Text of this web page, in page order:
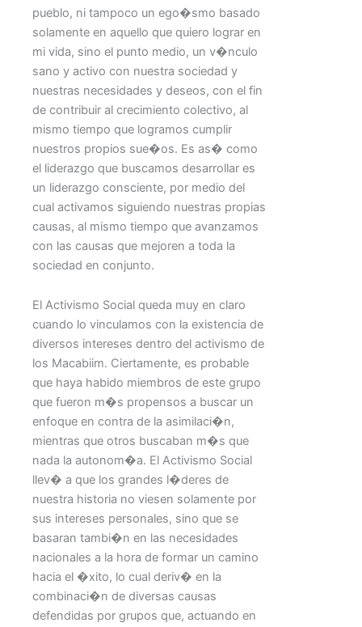
pueblo, ni tampoco un ego�smo basado
solamente en aquello que quiero lograr en
mi vida, sino el punto medio, un v�nculo
sano y activo con nuestra sociedad y
nuestras necesidades y deseos, con el fin
de contribuir al crecimiento colectivo, al
mismo tiempo que logramos cumplir
nuestros propios sue�os. Es as� como
el liderazgo que buscamos desarrollar es
un liderazgo consciente, por medio del
cual activamos siguiendo nuestras propias
causas, al mismo tiempo que avanzamos
con las causas que mejoren a toda la
sociedad en conjunto.
El Activismo Social queda muy en claro
cuando lo vinculamos con la existencia de
diversos intereses dentro del activismo de
los Macabiim. Ciertamente, es probable
que haya habido miembros de este grupo
que fueron m�s propensos a buscar un
enfoque en contra de la asimilaci�n,
mientras que otros buscaban m�s que
nada la autonom�a. El Activismo Social
llev� a que los grandes l�deres de
nuestra historia no viesen solamente por
sus intereses personales, sino que se
basaran tambi�n en las necesidades
nacionales a la hora de formar un camino
hacia el �xito, lo cual deriv� en la
combinaci�n de diversas causas
defendidas por grupos que, actuando en